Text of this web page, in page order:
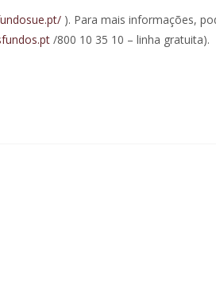
). Para mais informações,
/800 10 35 10 – linha gratuita).